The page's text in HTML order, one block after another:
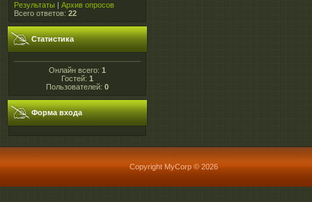
Результаты | Архив опросов
Всего ответов: 22
Статистика
Онлайн всего: 1
Гостей: 1
Пользователей: 0
Форма входа
Copyright MyCorp © 2026